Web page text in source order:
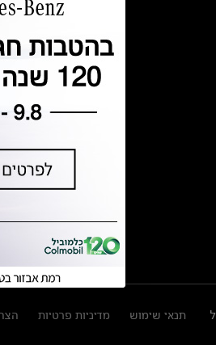
תנאי שימוש מדיניות פרטיות